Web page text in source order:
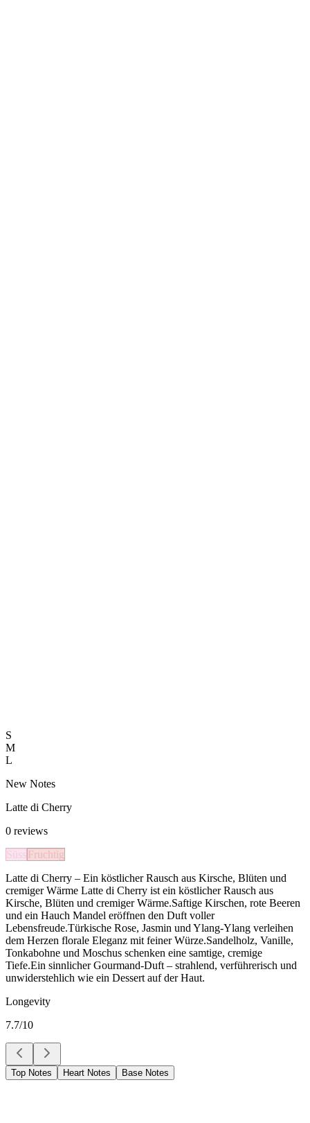
S
M
L
New Notes
Latte di Cherry
0 reviews
Süss Fruchtig
Latte di Cherry – Ein köstlicher Rausch aus Kirsche, Blüten und
cremiger Wärme Latte di Cherry ist ein köstlicher Rausch aus
Kirsche, Blüten und cremiger Wärme.Saftige Kirschen, rote Beeren
und ein Hauch Mandel eröffnen den Duft voller
Lebensfreude.Türkische Rose, Jasmin und Ylang-Ylang verleihen
dem Herzen florale Eleganz mit feiner Würze.Sandelholz, Vanille,
Tonkabohne und Moschus schenken eine samtige, cremige
Tiefe.Ein sinnlicher Gourmand-Duft – strahlend, verführerisch und
unwiderstehlich wie ein Dessert auf der Haut.
Longevity
7.7/10
Top Notes Heart Notes Base Notes